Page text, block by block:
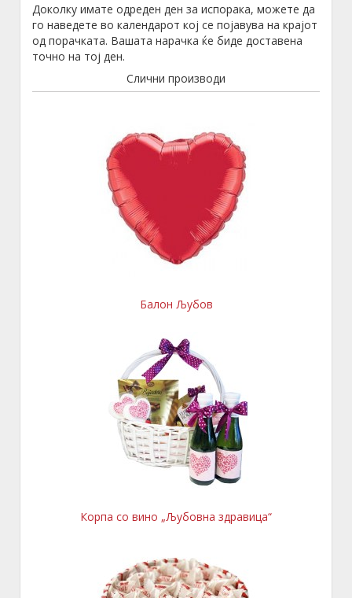
Доколку имате одреден ден за испорака, можете да
го наведете во календарот кој се појавува на крајот
од порачката. Вашата нарачка ќе биде доставена
точно на тој ден.
Слични производи
Балон Љубов
Корпа со вино „Љубовна здравица“